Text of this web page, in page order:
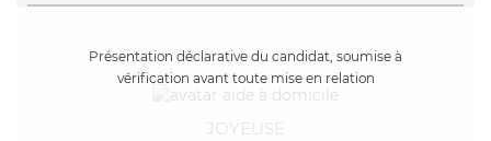
Présentation déclarative du candidat, soumise à
vérification avant toute mise en relation
JOYEUSE